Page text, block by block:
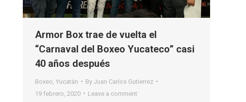
Armor Box trae de vuelta el
“Carnaval del Boxeo Yucateco” casi
40 años después
Boxeo Yucatán By Juan Carlos Gutierrez
19 febrero, 2020
Leave a comment